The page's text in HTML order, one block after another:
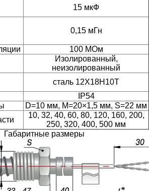
15 мкФ
0,15 мГн
100 МОм
Изолированный,
неизолированный
сталь 12Х18Н10Т
IP54
D=10 мм, M=20×1,5 мм, S=22 мм
10, 32, 40, 60, 80, 120, 160, 200,
250, 320, 400, 500 мм
Габаритные размеры